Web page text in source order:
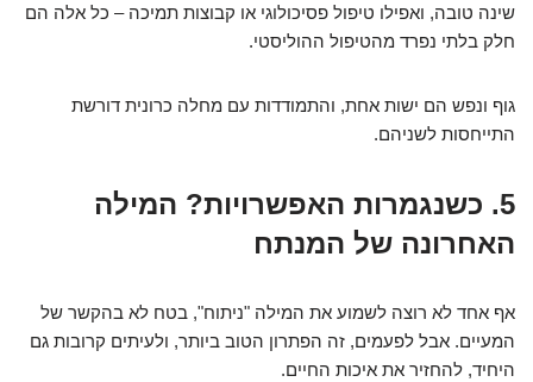
שינה טובה, ואפילו טיפול פסיכולוגי או קבוצות תמיכה – כל אלה הם
חלק בלתי נפרד מהטיפול ההוליסטי.
גוף ונפש הם ישות אחת, והתמודדות עם מחלה כרונית דורשת
התייחסות לשניהם.
5. כשנגמרות האפשרויות? המילה
האחרונה של המנתח
אף אחד לא רוצה לשמוע את המילה "ניתוח", בטח לא בהקשר של
המעיים. אבל לפעמים, זה הפתרון הטוב ביותר, ולעיתים קרובות גם
היחיד, להחזיר את איכות החיים.